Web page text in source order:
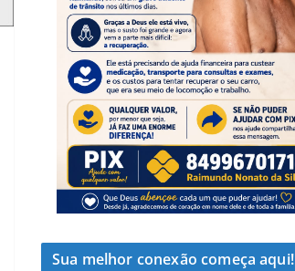
Sua melhor conexão começa aqui!